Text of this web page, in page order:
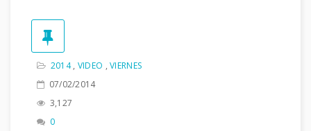
2014, VIDEO ,VIERNES
07/02/2014
3,127
0